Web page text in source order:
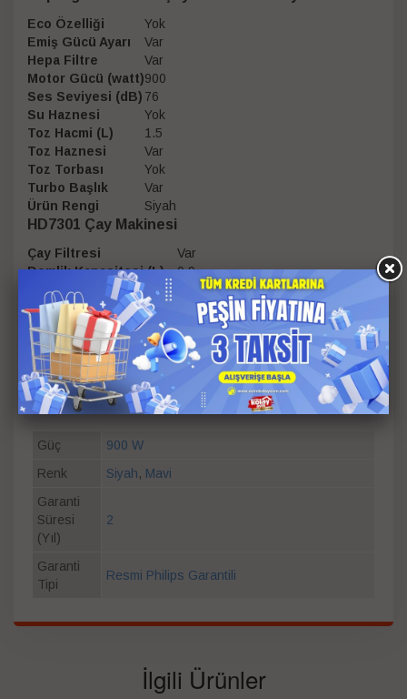
Eco Özelliği
Yok
Emiş Gücü Ayarı
Var
Hepa Filtre
Var
Motor Gücü (watt)900
Ses Seviyesi (dB) 76
Su Haznesi
Yok
Toz Hacmi (L)
1.5
Toz Haznesi
Var
Toz Torbası
Yok
Turbo Başlık
Var
Ürün Rengi
Siyah
HD7301 Çay Makinesi
Çay Filtresi
Var
Demlik Kapasitesi (L)
0,9
Demlik Malzemesi
Cam
Gövde Malzemesi
Plastik
Güç (W)
1700
Kaynama Göstergesi
Var
Su Isıtıcı Kapasitesi (L)1,9
Su/Kireç Filtresi
Güç
900 W
Renk
Siyah, Mavi
Garanti
Süresi
(Yıl)
2
Garanti
Tipi
Resmi Philips Garantili
İlgili Ürünler